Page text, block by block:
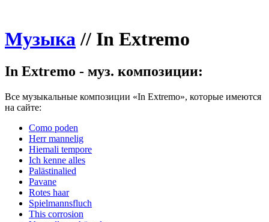
Музыка// In Extremo
In Extremo - муз. композиции:
Все музыкальные композиции «In Extremo», которые имеются
на сайте:
Como poden
Herr mannelig
Hiemali tempore
Ich kenne alles
Palästinalied
Pavane
Rotes haar
Spielmannsfluch
This corrosion